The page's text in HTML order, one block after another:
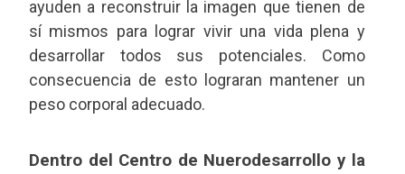
ayuden a reconstruir la imagen que tienen de
sí mismos para lograr vivir una vida plena y
desarrollar todos sus potenciales. Como
consecuencia de esto lograran mantener un
peso corporal adecuado.
Dentro del Centro de Nuerodesarrollo y la